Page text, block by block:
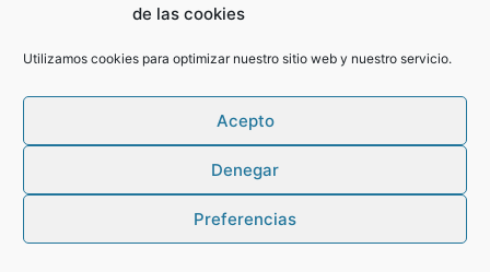
de las cookies
Utilizamos cookies para optimizar nuestro sitio web y nuestro servicio.
Acepto
Denegar
Preferencias
Antiguos alumnos
Bachillerato
Curso 2024-25
Curso 2025-26